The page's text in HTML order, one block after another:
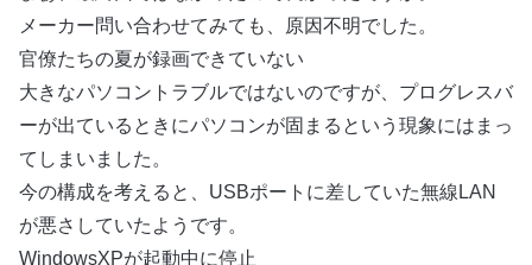
メーカー問い合わせてみても、原因不明でした。
官僚たちの夏が録画できていない
大きなパソコントラブルではないのですが、プログレスバ
ーが出ているときにパソコンが固まるという現象にはまっ
てしまいました。
今の構成を考えると、USBポートに差していた無線LAN
が悪さしていたようです。
WindowsXPが起動中に停止